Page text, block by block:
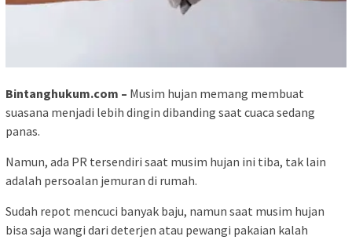
Bintanghukum.com – Musim hujan memang membuat
suasana menjadi lebih dingin dibanding saat cuaca sedang
panas.
Namun, ada PR tersendiri saat musim hujan ini tiba, tak lain
adalah persoalan jemuran di rumah.
Sudah repot mencuci banyak baju, namun saat musim hujan
bisa saja wangi dari deterjen atau pewangi pakaian kalah